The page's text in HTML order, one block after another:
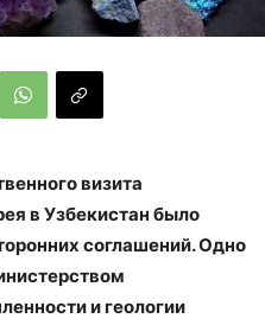
визита
в Узбекистан было
соглашений. Одно
и геологии